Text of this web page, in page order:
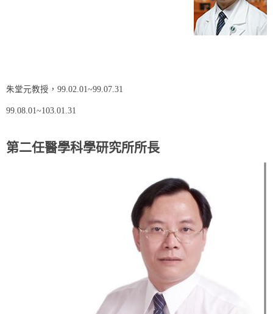
朱堂元教授，99.02.01~99.07.31
99.08.01~103.01.31
第二任醫學科學研究所所長